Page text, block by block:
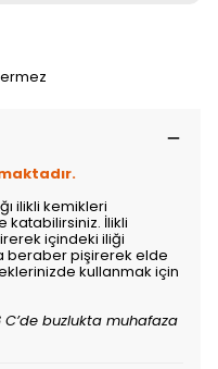
ilikli kemikleri
katabilirsiniz. İlikli
içindeki iliği
beraber pişirerek elde
kullanmak için
buzlukta muhafaza